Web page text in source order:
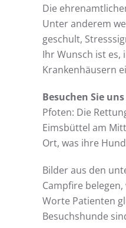
Die
Unter anderem
geschult,
Ihr Wunsch ist
Krankenhäusern
Besuchen Sie
Pfoten: Die
Eimsbüttel am
Ort, was ihre
Bilder aus den
Campfire
Worte Patienten
Besuchshunde